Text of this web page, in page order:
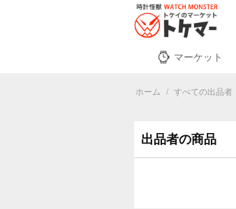
マーケット
ホーム / すべての出品者
出品者の商品